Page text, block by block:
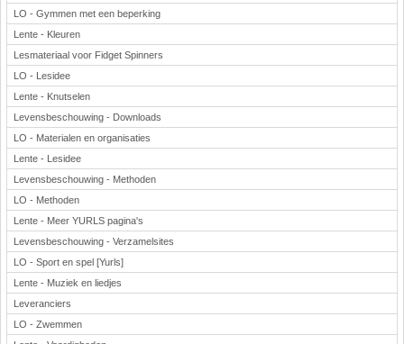
LO - Gymmen met een beperking
Lente - Kleuren
Lesmateriaal voor Fidget Spinners
LO - Lesidee
Lente - Knutselen
Levensbeschouwing - Downloads
LO - Materialen en organisaties
Lente - Lesidee
Levensbeschouwing - Methoden
LO - Methoden
Lente - Meer YURLS pagina's
Levensbeschouwing - Verzamelsites
LO - Sport en spel [Yurls]
Lente - Muziek en liedjes
Leveranciers
LO - Zwemmen